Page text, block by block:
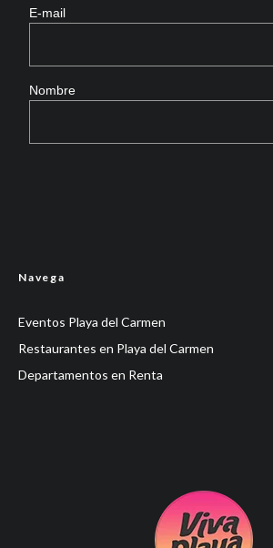
E-mail
Nombre
Navega
Eventos Playa del Carmen
Restaurantes en Playa del Carmen
Departamentos en Renta